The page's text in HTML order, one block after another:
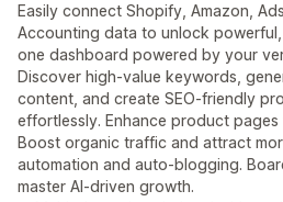
Easily connect Shopify, Amazon,
Accounting data to unlock
one dashboard powered by your
Discover high-value keywords,
content, and create SEO-friendly
effortlessly. Enhance product pages
Boost organic traffic and attract
automation and auto-blogging.
master AI-driven growth.